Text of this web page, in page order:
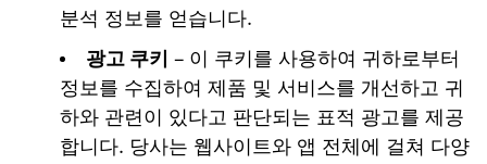
분석 정보를 얻습니다.
광고 쿠키
– 이 쿠키를 사용하여 귀하로부터
정보를 수집하여 제품 및 서비스를 개선하고 귀
하와 관련이 있다고 판단되는 표적 광고를 제공
합니다. 당사는 웹사이트와 앱 전체에 걸쳐 다양